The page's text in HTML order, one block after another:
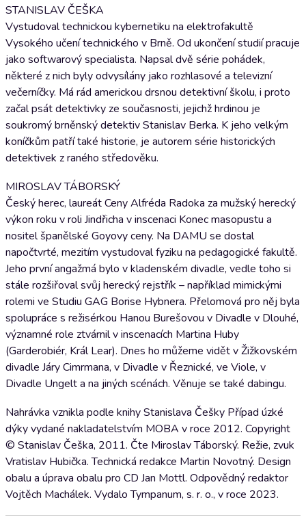
STANISLAV ČEŠKA
Vystudoval technickou kybernetiku na elektrofakultě
Vysokého učení technického v Brně. Od ukončení studií pracuje
jako softwarový specialista. Napsal dvě série pohádek,
některé z nich byly odvysílány jako rozhlasové a televizní
večerníčky. Má rád americkou drsnou detektivní školu, i proto
začal psát detektivky ze současnosti, jejichž hrdinou je
soukromý brněnský detektiv Stanislav Berka. K jeho velkým
koníčkům patří také historie, je autorem série historických
detektivek z raného středověku.
MIROSLAV TÁBORSKÝ
Český herec, laureát Ceny Alfréda Radoka za mužský herecký
výkon roku v roli Jindřicha v inscenaci Konec masopustu a
nositel španělské Goyovy ceny. Na DAMU se dostal
napočtvrté, mezitím vystudoval fyziku na pedagogické fakultě.
Jeho první angažmá bylo v kladenském divadle, vedle toho si
stále rozšiřoval svůj herecký rejstřík – například mimickými
rolemi ve Studiu GAG Borise Hybnera. Přelomová pro něj byla
spolupráce s režisérkou Hanou Burešovou v Divadle v Dlouhé,
významné role ztvárnil v inscenacích Martina Huby
(Garderobiér, Král Lear). Dnes ho můžeme vidět v Žižkovském
divadle Járy Cimrmana, v Divadle v Řeznické, ve Viole, v
Divadle Ungelt a na jiných scénách. Věnuje se také dabingu.
Nahrávka vznikla podle knihy Stanislava Češky Případ úzké
dýky vydané nakladatelstvím MOBA v roce 2012. Copyright
© Stanislav Češka, 2011. Čte Miroslav Táborský. Režie, zvuk
Vratislav Hubička. Technická redakce Martin Novotný. Design
obalu a úprava obalu pro CD Jan Mottl. Odpovědný redaktor
Vojtěch Machálek. Vydalo Tympanum, s. r. o., v roce 2023.